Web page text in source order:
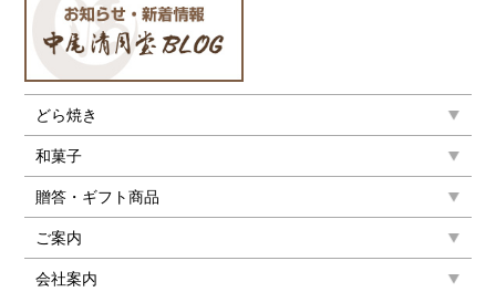
どら焼き
和菓子
贈答・ギフト商品
ご案内
会社案内